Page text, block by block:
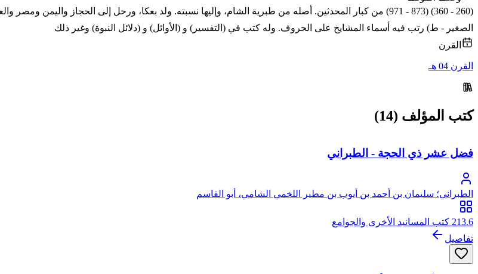
(260 - 360) (873 - 971) من كبار المحدثين. أصله من طبرية الشام، وإليها نسبته. ولد بعكا، ورحل إلى الحجاز
الصغير - ط) رتب فيه أسماء المشايخ على الحروف. وله كتب في (التفسير) و (الأوائل) و (دلائل النبوة) وغير ذلك
القرن
القرن 04 هـ
كتب المؤلف (14)
فضل عشر ذي الحجة - الطبراني
الطبراني؛ سليمان بن أحمد بن أيوب بن مطير اللخمي الشامي، أبو القاسم
213.6 كتب المسانيد الأخرى والجوامع
تفاصيل